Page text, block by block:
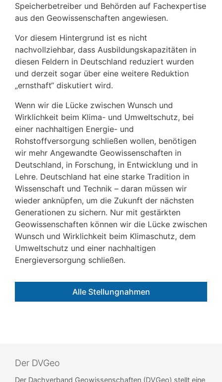
Speicherbetreiber und Behörden auf Fachexpertise
aus den Geowissenschaften angewiesen.
Vor diesem Hintergrund ist es nicht
nachvollziehbar, dass Ausbildungskapazitäten in
diesen Feldern in Deutschland reduziert wurden
und derzeit sogar über eine weitere Reduktion
„ernsthaft“ diskutiert wird.
Wenn wir die Lücke zwischen Wunsch und
Wirklichkeit beim Klima- und Umweltschutz, bei
einer nachhaltigen Energie- und
Rohstoffversorgung schließen wollen, benötigen
wir mehr Angewandte Geowissenschaften in
Deutschland, in Forschung, in Entwicklung und in
Lehre. Deutschland hat eine starke Tradition in
Wissenschaft und Technik – daran müssen wir
wieder anknüpfen, um die Zukunft der nächsten
Generationen zu sichern. Nur mit gestärkten
Geowissenschaften können wir die Lücke zwischen
Wunsch und Wirklichkeit beim Klimaschutz, dem
Umweltschutz und einer nachhaltigen
Energieversorgung schließen.
Alle Stellungnahmen
Der DVGeo
Der Dachverband Geowissenschaften (DVGeo) stellt eine